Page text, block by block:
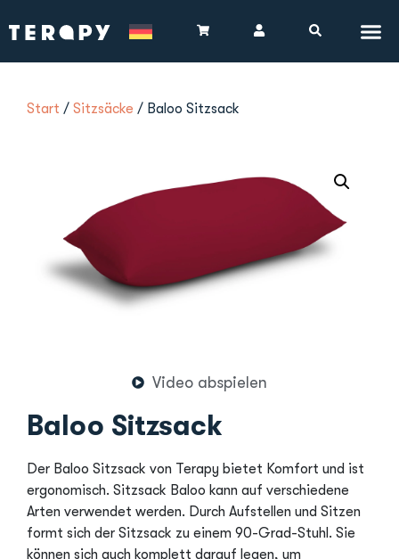
Start / Sitzsäcke / Baloo Sitzsack
Video abspielen
Baloo Sitzsack
Der Baloo Sitzsack von Terapy bietet Komfort und ist
ergonomisch. Sitzsack Baloo kann auf verschiedene
Arten verwendet werden. Durch Aufstellen und Sitzen
formt sich der Sitzsack zu einem 90-Grad-Stuhl. Sie
können sich auch komplett darauf legen, um